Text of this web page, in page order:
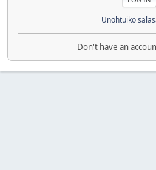
Unohtuiko
Don't have an